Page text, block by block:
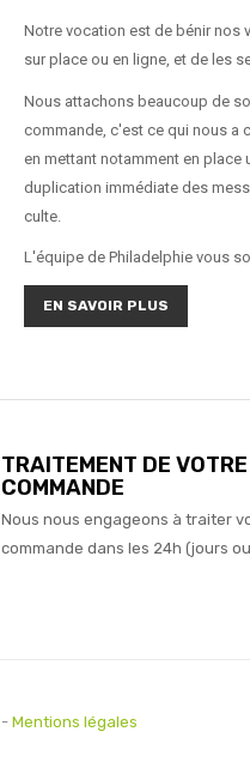
Notre vocation est de bénir nos
sur place ou en ligne, et de les
Nous attachons beaucoup de
commande, c'est ce qui nous a
en mettant notamment en place
duplication immédiate des
culte.
L'équipe de Philadelphie vous
EN SAVOIR PLUS
TRAITEMENT DE VOTRE
COMMANDE
Nous nous engageons à traiter
commande dans les 24h (jours
- Mentions légales